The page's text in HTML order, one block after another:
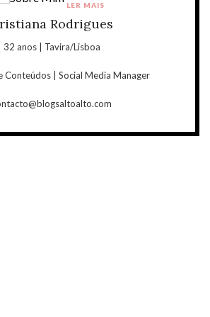
Rodrigues
32 anos | Tavira/Lisboa
Conteúdos | Social Media Manager
LER MAIS